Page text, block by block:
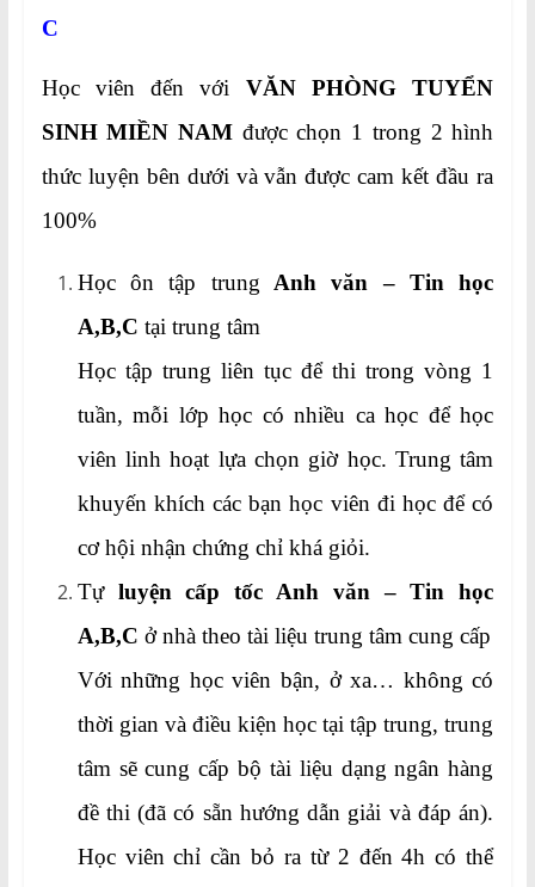
C
Học viên đến với VĂN PHÒNG TUYỂN
SINH MIỀN NAM được chọn 1 trong 2 hình
thức luyện bên dưới và vẫn được cam kết đầu ra
100%
Học ôn tập trung Anh văn – Tin học
A,B,C tại trung tâm
Học tập trung liên tục để thi trong vòng 1
tuần, mỗi lớp học có nhiều ca học để học
viên linh hoạt lựa chọn giờ học. Trung tâm
khuyến khích các bạn học viên đi học để có
cơ hội nhận chứng chỉ khá giỏi.
Tự luyện cấp tốc Anh văn – Tin học
A,B,C ở nhà theo tài liệu trung tâm cung cấp
Với những học viên bận, ở xa… không có
thời gian và điều kiện học tại tập trung, trung
tâm sẽ cung cấp bộ tài liệu dạng ngân hàng
đề thi (đã có sẵn hướng dẫn giải và đáp án).
Học viên chỉ cần bỏ ra từ 2 đến 4h có thể